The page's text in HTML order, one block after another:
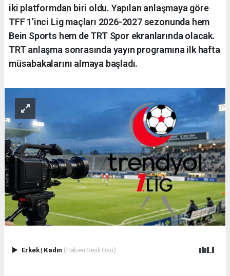
iki platformdan biri oldu. Yapılan anlaşmaya göre
TFF 1’inci Lig maçları 2026-2027 sezonunda hem
Bein Sports hem de TRT Spor ekranlarında olacak.
TRT anlaşma sonrasında yayın programına ilk hafta
müsabakalarını almaya başladı.
Erkek| Kadın (Haberi Sesli Oku)